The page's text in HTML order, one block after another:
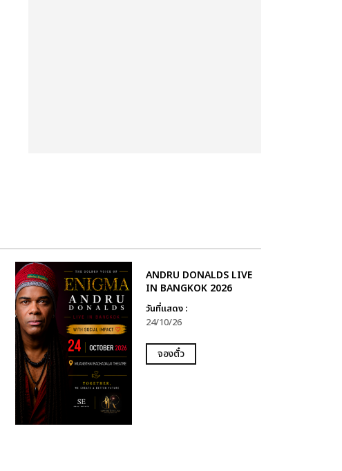
ANDRU DONALDS LIVE
IN BANGKOK 2026
วันที่แสดง :
24/10/26
จองตั๋ว